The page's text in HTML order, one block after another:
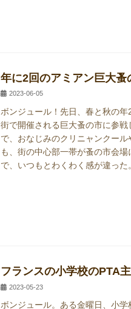
年に2回のアミアン巨大蚤
2023-06-05
ボンジュール！先日、春と秋の
街で開催される巨大蚤の市に参
で、おなじみのクリニャンクー
も、街の中心部一帯が蚤の市会
で、いつもとわくわく感が違った。
フランスの小学校のPTA
2023-05-23
ボンジュール。ある金曜日、小